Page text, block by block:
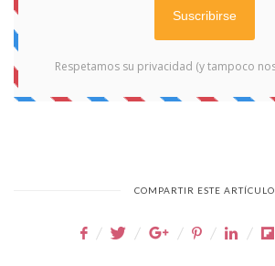
COMPARTIR ESTE ARTÍCULO